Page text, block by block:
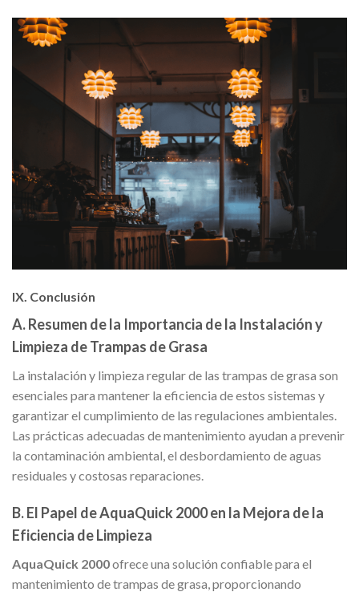
IX. Conclusión
A. Resumen de la Importancia de la Instalación y
Limpieza de Trampas de Grasa
La instalación y limpieza regular de las trampas de grasa son
esenciales para mantener la eficiencia de estos sistemas y
garantizar el cumplimiento de las regulaciones ambientales.
Las prácticas adecuadas de mantenimiento ayudan a prevenir
la contaminación ambiental, el desbordamiento de aguas
residuales y costosas reparaciones.
B. El Papel de AquaQuick 2000 en la Mejora de la
Eficiencia de Limpieza
AquaQuick 2000ofrece una solución confiable para el
mantenimiento de trampas de grasa, proporcionando